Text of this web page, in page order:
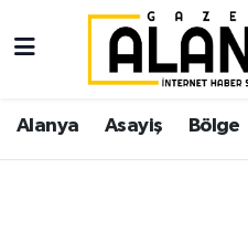
Alanya Asayiş Bölge
Alanya
Asayiş
İstanbul Nöbetçi
İstanbul Hava Durumu